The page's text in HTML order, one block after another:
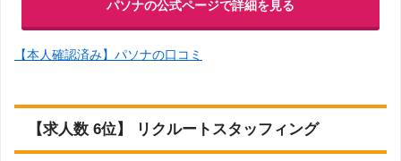
パソナの公式ページで詳細を見る
【本人確認済み】パソナの口コミ
【求人数 6位】 リクルートスタッフィング